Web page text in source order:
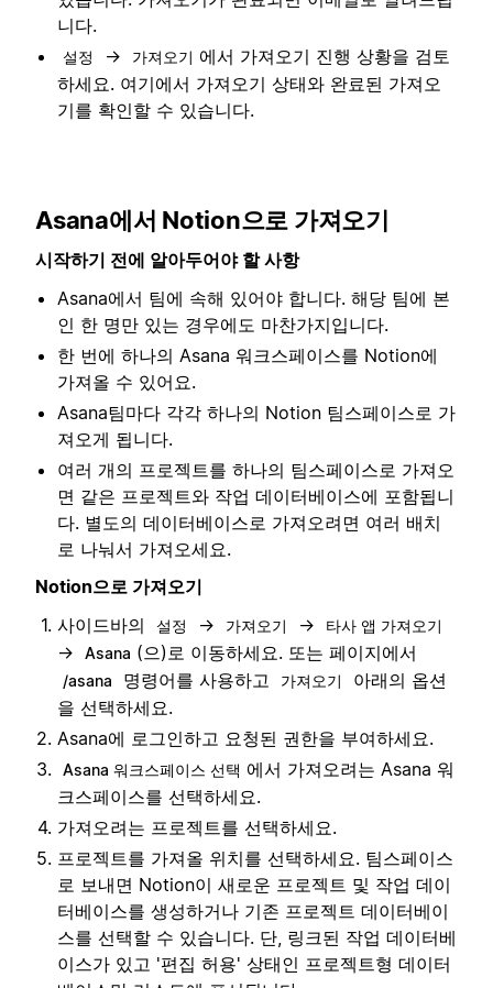
니다.
설정 → 가져오기 에서 가져오기 진행 상황을 검토
하세요. 여기에서 가져오기 상태와 완료된 가져오
기를 확인할 수 있습니다.
Asana에서 Notion으로 가져오기
시작하기 전에 알아두어야 할 사항
Asana에서 팀에 속해 있어야 합니다. 해당 팀에 본
인 한 명만 있는 경우에도 마찬가지입니다.
한 번에 하나의 Asana 워크스페이스를 Notion에
가져올 수 있어요.
Asana팀마다 각각 하나의 Notion 팀스페이스로 가
져오게 됩니다.
여러 개의 프로젝트를 하나의 팀스페이스로 가져오
면 같은 프로젝트와 작업 데이터베이스에 포함됩니
다. 별도의 데이터베이스로 가져오려면 여러 배치
로 나눠서 가져오세요.
Notion으로 가져오기
사이드바의
설정 → 가져오기 → 타사 앱 가져오기
→ Asana (으)로 이동하세요. 또는 페이지에서
/asana 명령어를 사용하고 가져오기
아래의 옵션
을 선택하세요.
Asana에 로그인하고 요청된 권한을 부여하세요.
Asana 워크스페이스 선택 에서 가져오려는 Asana 워
크스페이스를 선택하세요.
가져오려는 프로젝트를 선택하세요.
프로젝트를 가져올 위치를 선택하세요. 팀스페이스
로 보내면 Notion이 새로운 프로젝트 및 작업 데이
터베이스를 생성하거나 기존 프로젝트 데이터베이
스를 선택할 수 있습니다. 단, 링크된 작업 데이터베
이스가 있고 '편집 허용' 상태인 프로젝트형 데이터